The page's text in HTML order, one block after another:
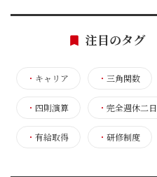
注目のタグ
・ キャリア ・ 三角関数
・ 四則演算 ・ 完全週休二日
・ 有給取得 ・ 研修制度